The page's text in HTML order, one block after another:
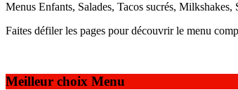
Menus Enfants, Salades, Tacos sucrés, Milkshakes,
Faites défiler les pages pour découvrir le menu
Meilleur choix Menu